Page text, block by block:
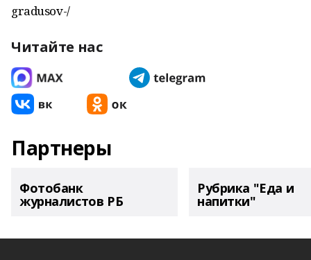
gradusov-/
Читайте нас
Партнеры
Фотобанк
журналистов РБ
Рубрика "Еда и
напитки"